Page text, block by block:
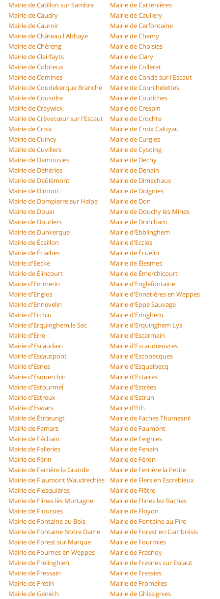
Mairie de Catillon sur Sambre
Mairie de Cattenières
Mairie de Caudry
Mairie de Caullery
Mairie de Cauroir
Mairie de Cerfontaine
Mairie de Château l'Abbaye
Mairie de Chemy
Mairie de Chéreng
Mairie de Choisies
Mairie de Clairfayts
Mairie de Clary
Mairie de Cobrieux
Mairie de Colleret
Mairie de Comines
Mairie de Condé sur l'Escaut
Mairie de Coudekerque Branche
Mairie de Courchelettes
Mairie de Cousolre
Mairie de Coutiches
Mairie de Craywick
Mairie de Crespin
Mairie de Crèvecœur sur l'Escaut
Mairie de Crochte
Mairie de Croix
Mairie de Croix Caluyau
Mairie de Cuincy
Mairie de Curgies
Mairie de Cuvillers
Mairie de Cysoing
Mairie de Damousies
Mairie de Dechy
Mairie de Dehéries
Mairie de Denain
Mairie de Deûlémont
Mairie de Dimechaux
Mairie de Dimont
Mairie de Doignies
Mairie de Dompierre sur Helpe
Mairie de Don
Mairie de Douai
Mairie de Douchy les Mines
Mairie de Dourlers
Mairie de Drincham
Mairie de Dunkerque
Mairie d'Ebblinghem
Mairie de Écaillon
Mairie d'Eccles
Mairie de Éclaibes
Mairie de Écuélin
Mairie d'Eecke
Mairie de Élesmes
Mairie de Élincourt
Mairie de Émerchicourt
Mairie d'Emmerin
Mairie d'Englefontaine
Mairie d'Englos
Mairie d'Ennetières en Weppes
Mairie d'Ennevelin
Mairie d'Eppe Sauvage
Mairie d'Erchin
Mairie d'Eringhem
Mairie d'Erquinghem le Sec
Mairie d'Erquinghem Lys
Mairie d'Erre
Mairie d'Escarmain
Mairie d'Escaudain
Mairie d'Escaudœuvres
Mairie d'Escautpont
Mairie d'Escobecques
Mairie d'Esnes
Mairie d'Esquelbecq
Mairie d'Esquerchin
Mairie d'Estaires
Mairie d'Estourmel
Mairie d'Estrées
Mairie d'Estreux
Mairie d'Estrun
Mairie d'Eswars
Mairie d'Eth
Mairie de Étrœungt
Mairie de Faches Thumesnil
Mairie de Famars
Mairie de Faumont
Mairie de Féchain
Mairie de Feignies
Mairie de Felleries
Mairie de Fenain
Mairie de Férin
Mairie de Féron
Mairie de Ferrière la Grande
Mairie de Ferrière la Petite
Mairie de Flaumont Waudrechies
Mairie de Flers en Escrebieux
Mairie de Flesquières
Mairie de Flêtre
Mairie de Flines lès Mortagne
Mairie de Flines lez Raches
Mairie de Floursies
Mairie de Floyon
Mairie de Fontaine au Bois
Mairie de Fontaine au Pire
Mairie de Fontaine Notre Dame
Mairie de Forest en Cambrésis
Mairie de Forest sur Marque
Mairie de Fourmies
Mairie de Fournes en Weppes
Mairie de Frasnoy
Mairie de Frelinghien
Mairie de Fresnes sur Escaut
Mairie de Fressain
Mairie de Fressies
Mairie de Fretin
Mairie de Fromelles
Mairie de Genech
Mairie de Ghissignies